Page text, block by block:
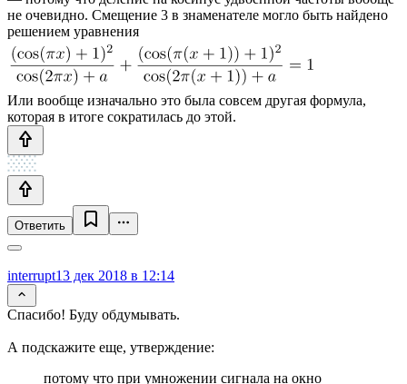
не очевидно. Смещение 3 в знаменателе могло быть найдено
решением уравнения
Или вообще изначально это была совсем другая формула,
которая в итоге сократилась до этой.
Ответить
interrupt13 дек 2018 в 12:14
Спасибо! Буду обдумывать.
А подскажите еще, утверждение:
потому что при умножении сигнала на окно